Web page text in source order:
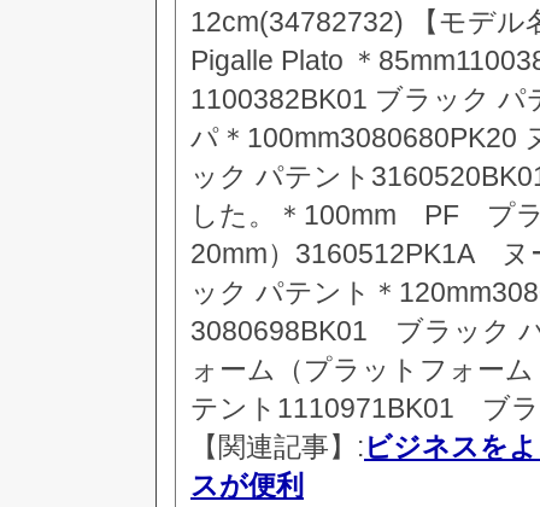
12cm(34782732) 【モデ
Pigalle Plato ＊
1100382BK01 ブラック
パ＊100mm3080680PK20
ック パテント
した。＊100mm PF プ
20mm）3160512PK1A
ック パテント＊
3080698BK01 ブラック
ォーム（プラットフォー
テント1110971BK01 ブ
【関連記事】:ビジネスを
スが便利